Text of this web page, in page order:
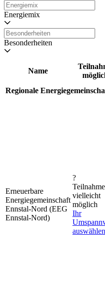
Energiemix
Besonderheiten
Name
Regionale
Erneuerbare
Energiegemeinschaft
Ennstal-Nord (EEG
Ennstal-Nord)
?
Teilnahme
vielleicht
möglich
Ihr
auswählen